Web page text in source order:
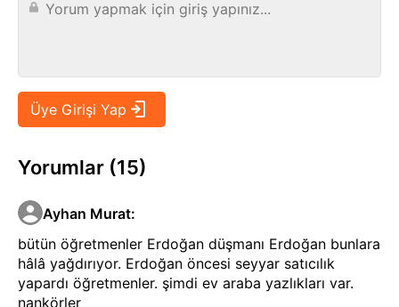
Yorumlar (15)
Ayhan Murat:
bütün öğretmenler Erdoğan düşmanı Erdoğan bunlara
hâlâ yağdırıyor. Erdoğan öncesi seyyar satıcılık
yapardı öğretmenler. şimdi ev araba yazlıkları var.
nankörler